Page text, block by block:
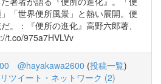
「世界便所風景」と熱い展開。便
。：『便所の進化』高野六郎著、
t.co/975a7HVLVv
@hayakawa2600 (投稿一覧)
リツイート・ネットワーク (2)